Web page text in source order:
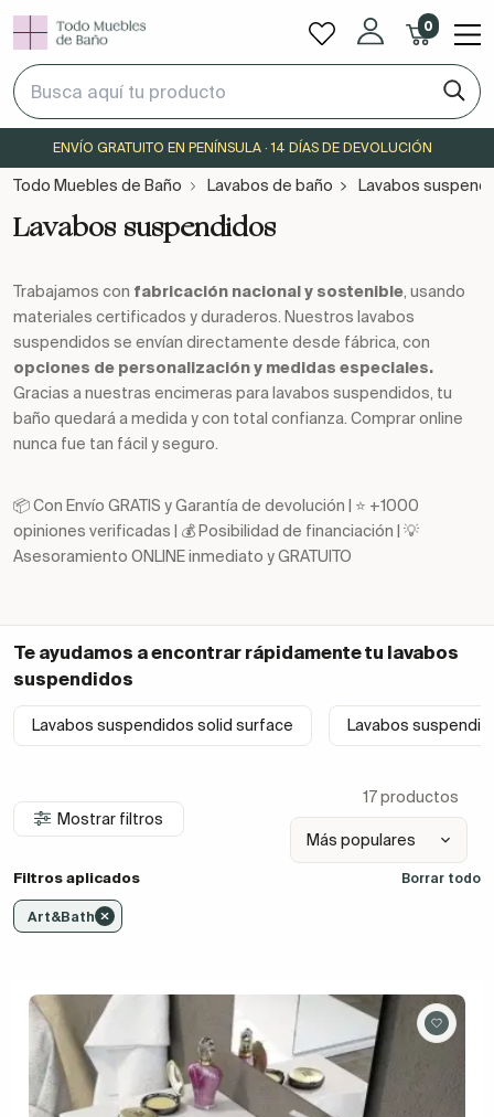
0
ENVÍO GRATUITO EN PENÍNSULA · 14 DÍAS DE DEVOLUCIÓN
Todo Muebles de Baño Lavabos de baño Lavabos
Lavabos suspendidos
Trabajamos con fabricación nacional y sostenible, usando
materiales certificados y duraderos. Nuestros lavabos
suspendidos se envían directamente desde fábrica, con
opciones de personalización y medidas especiales.
Gracias a nuestras encimeras para lavabos suspendidos, tu
baño quedará a medida y con total confianza. Comprar online
nunca fue tan fácil y seguro.
📦 Con Envío GRATIS y Garantía de devolución | ⭐ +1000
opiniones verificadas | 💰 Posibilidad de financiación | 💡
Asesoramiento ONLINE inmediato y GRATUITO
Te ayudamos a encontrar rápidamente tu lavabos
suspendidos
Lavabos suspendidos solid surface Lavabos
Mostrar filtros
17 productos
Filtros aplicados Borrar todo
Art&Bath